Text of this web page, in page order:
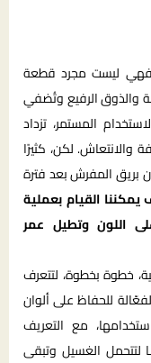
فهي ليست مجرد قطعة
والذوق الرفيع وتُضفي
المستمر، تزداد
والانتعاش. لكن، كثيرًا
بريق المفرش بعد فترة
القيام بعملية
اللون وتطيل عمر
خطوة بخطوة، لتتعرف
للحفاظ على ألوان
مع التعريف
الغسيل وتبقى